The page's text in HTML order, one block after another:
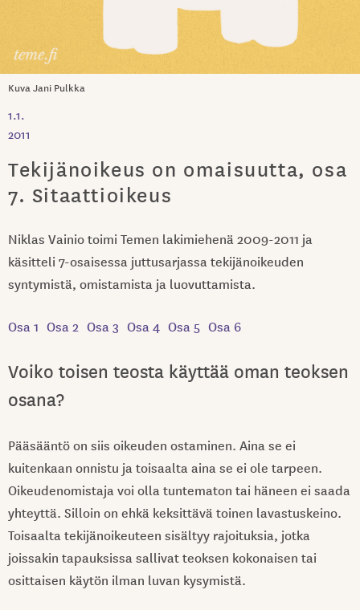
Kuva Jani Pulkka
1.1.
2011
Tekijänoikeus on omaisuutta, osa
7. Sitaattioikeus
Niklas Vainio toimi Temen lakimiehenä 2009-2011 ja
käsitteli 7-osaisessa juttusarjassa tekijänoikeuden
syntymistä, omistamista ja luovuttamista.
Osa 1 Osa 2 Osa 3 Osa 4 Osa 5 Osa 6
Voiko toisen teosta käyttää oman teoksen
osana?
Pääsääntö on siis oikeuden ostaminen. Aina se ei
kuitenkaan onnistu ja toisaalta aina se ei ole tarpeen.
Oikeudenomistaja voi olla tuntematon tai häneen ei saada
yhteyttä. Silloin on ehkä keksittävä toinen lavastuskeino.
Toisaalta tekijänoikeuteen sisältyy rajoituksia, jotka
joissakin tapauksissa sallivat teoksen kokonaisen tai
osittaisen käytön ilman luvan kysymistä.